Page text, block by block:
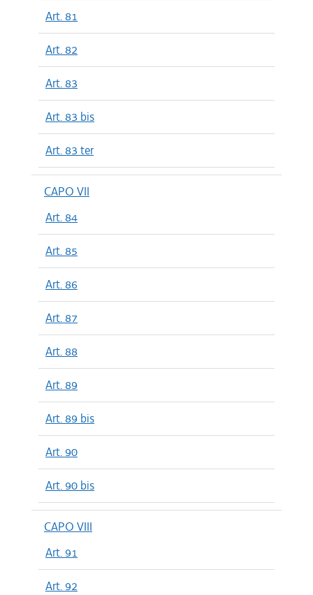
Art. 81
Art. 82
Art. 83
Art. 83 bis
Art. 83 ter
CAPO VII
Art. 84
Art. 85
Art. 86
Art. 87
Art. 88
Art. 89
Art. 89 bis
Art. 90
Art. 90 bis
CAPO VIII
Art. 91
Art. 92